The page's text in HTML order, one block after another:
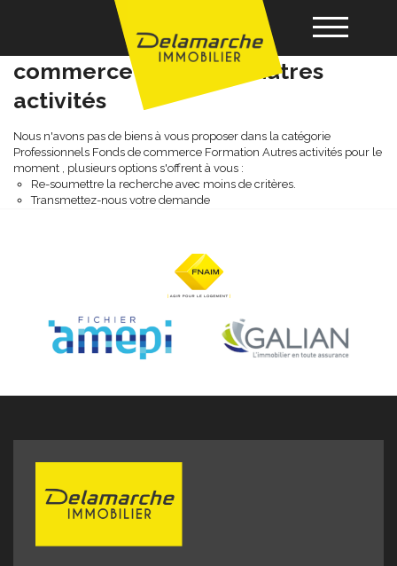
Acheter
Louer
Nos agences
Espace client Nous contacter
Professionnels fonds de
commerce formation autres
activités
Nous n'avons pas de biens à vous proposer dans la catégorie
Professionnels Fonds de commerce Formation Autres activités pour le
moment , plusieurs options s'offrent à vous :
Re-soumettre la recherche avec moins de critères.
Transmettez-nous votre demande